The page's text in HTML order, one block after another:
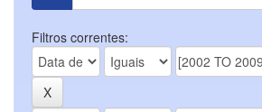
Filtros correntes: